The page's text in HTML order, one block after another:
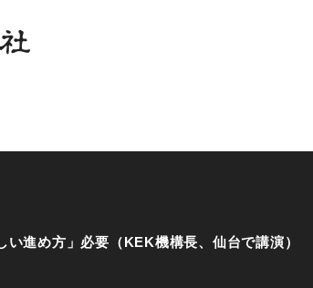
機構長、仙台で講演）